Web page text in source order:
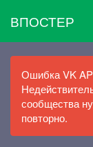
ВПОСТЕР
Ошибка VK
сообщества
повторно.